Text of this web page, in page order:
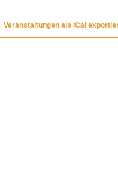
Veranstaltungen als iCal